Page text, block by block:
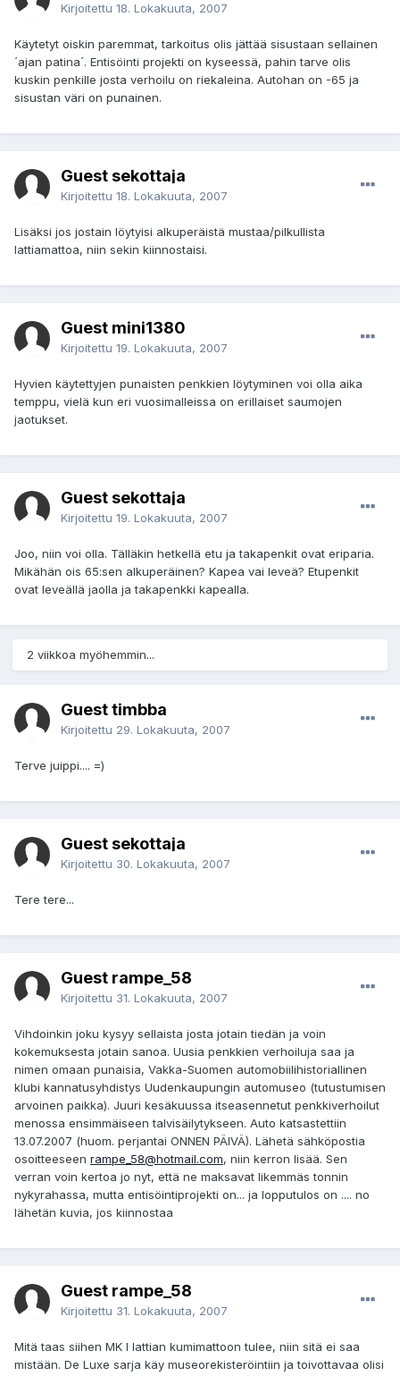
Kirjoitettu 18. Lokakuuta, 2007
Käytetyt oiskin paremmat, tarkoitus olis jättää sisustaan sellainen
´ajan patina´. Entisöinti projekti on kyseessä, pahin tarve olis
kuskin penkille josta verhoilu on riekaleina. Autohan on -65 ja
sisustan väri on punainen.
Guest sekottaja
Kirjoitettu 18. Lokakuuta, 2007
Lisäksi jos jostain löytyisi alkuperäistä mustaa/pilkullista
lattiamattoa, niin sekin kiinnostaisi.
Guest mini1380
Kirjoitettu 19. Lokakuuta, 2007
Hyvien käytettyjen punaisten penkkien löytyminen voi olla aika
temppu, vielä kun eri vuosimalleissa on erillaiset saumojen
jaotukset.
Guest sekottaja
Kirjoitettu 19. Lokakuuta, 2007
Joo, niin voi olla. Tälläkin hetkellä etu ja takapenkit ovat eriparia.
Mikähän ois 65:sen alkuperäinen? Kapea vai leveä? Etupenkit
ovat leveällä jaolla ja takapenkki kapealla.
2 viikkoa myöhemmin...
Guest timbba
Kirjoitettu 29. Lokakuuta, 2007
Terve juippi.... =)
Guest sekottaja
Kirjoitettu 30. Lokakuuta, 2007
Tere tere...
Guest rampe_58
Kirjoitettu 31. Lokakuuta, 2007
Vihdoinkin joku kysyy sellaista josta jotain tiedän ja voin
kokemuksesta jotain sanoa. Uusia penkkien verhoiluja saa ja
nimen omaan punaisia, Vakka-Suomen automobiilihistoriallinen
klubi kannatusyhdistys Uudenkaupungin automuseo (tutustumisen
arvoinen paikka). Juuri kesäkuussa itseasennetut penkkiverhoilut
menossa ensimmäiseen talvisäilytykseen. Auto katsastettiin
13.07.2007 (huom. perjantai ONNEN PÄIVÄ). Lähetä sähköpostia
osoitteeseen rampe_58@hotmail.com, niin kerron lisää. Sen
verran voin kertoa jo nyt, että ne maksavat likemmäs tonnin
nykyrahassa, mutta entisöintiprojekti on... ja lopputulos on .... no
lähetän kuvia, jos kiinnostaa
Guest rampe_58
Kirjoitettu 31. Lokakuuta, 2007
Mitä taas siihen MK I lattian kumimattoon tulee, niin sitä ei saa
mistään. De Luxe sarja käy museorekisteröintiin ja toivottavaa olisi